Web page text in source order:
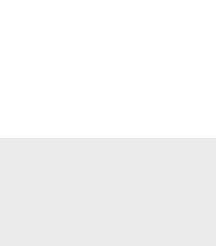
principal